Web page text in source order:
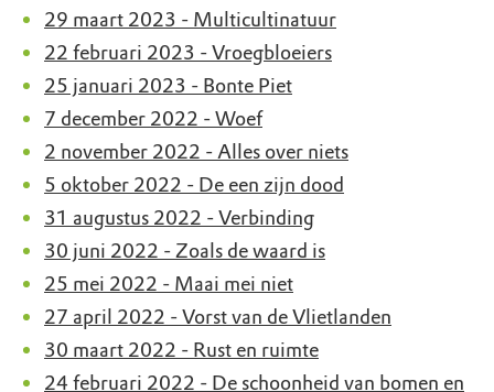
29 maart 2023 - Multicultinatuur
22 februari 2023 - Vroegbloeiers
25 januari 2023 - Bonte Piet
7 december 2022 - Woef
2 november 2022 - Alles over niets
5 oktober 2022 - De een zijn dood
31 augustus 2022 - Verbinding
30 juni 2022 - Zoals de waard is
25 mei 2022 - Maai mei niet
27 april 2022 - Vorst van de Vlietlanden
30 maart 2022 - Rust en ruimte
24 februari 2022 - De schoonheid van bomen en